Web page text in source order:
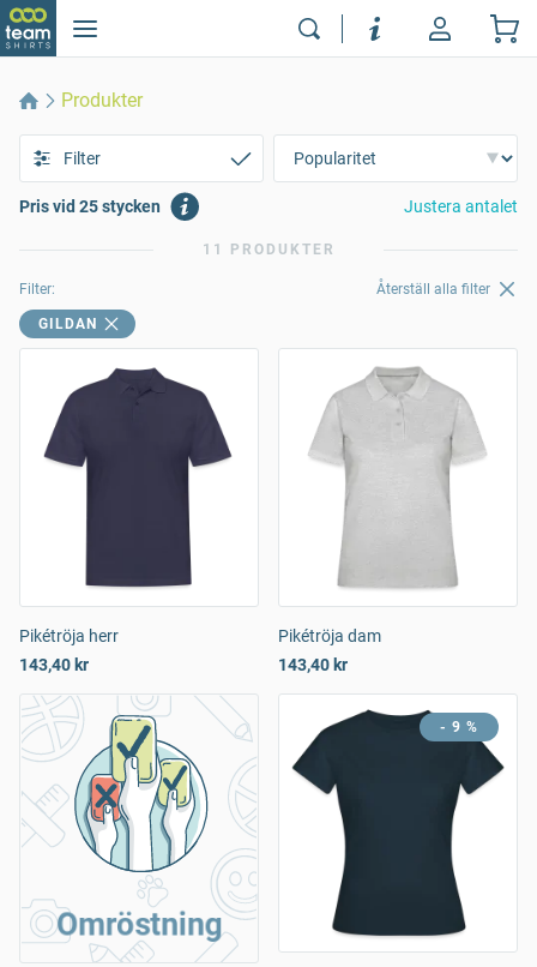
Produkter
Filter
Pris vid 25 stycken Justera antalet
11 PRODUKTER
Filter: Återställ alla filter
GILDAN
Pikétröja herr
143,40 kr
Pikétröja dam
143,40 kr
Omröstning
- 9 %